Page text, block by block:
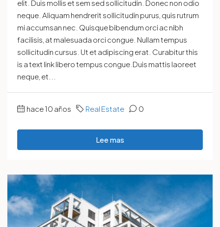
elit. Duis mollis et sem sed sollicitudin. Donec non odio
neque. Aliquam hendrerit sollicitudin purus, quis rutrum
mi accumsan nec. Quisque bibendum orci ac nibh
facilisis, at malesuada orci congue. Nullam tempus
sollicitudin cursus. Ut et adipiscing erat. Curabitur this
is a text link libero tempus congue.Duis mattis laoreet
neque, et...
hace 10 años Real Estate 0
Lee mas